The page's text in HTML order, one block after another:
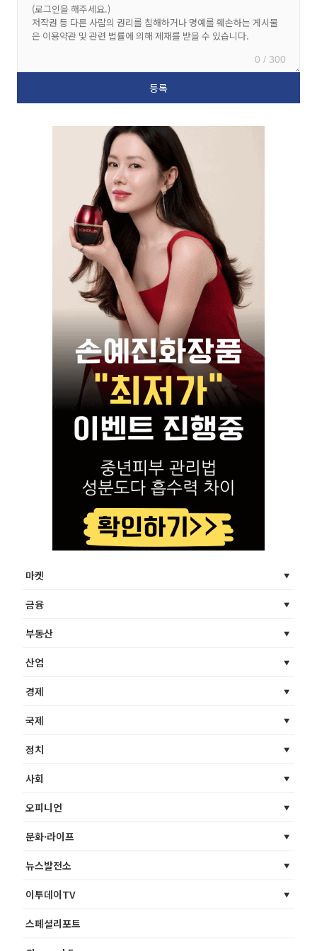
0 / 300
마켓
금융
부동산
산업
경제
국제
정치
사회
오피니언
문화·라이프
뉴스발전소
이투데이TV
스페셜리포트